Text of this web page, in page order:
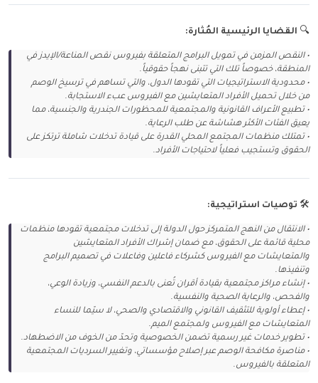
🔍 القضايا الرئيسية المُثارة:
• النقص المزمن في تمويل البرامج المتعلقة بفيروس نقص المناعة/الإيدز في
المنطقة، خصوصاً تلك التي تتبنى نهجاً حقوقياً.
• محدودية الاستراتيجيات التي تقودها الدول، والتي تساهم في ترسيخ الوصم
من خلال تحميل الأفراد المتعايشين مع الفيروس عبء الاستجابة.
• تطبيع الأعراف القانونية والمجتمعية للمحظورات الجندرية والجنسية، مما
يعيق الفئات الأكثر هشاشة عن طلب الرعاية.
• تمتلك منظمات المجتمع المحلي القدرة على قيادة تدخلات شاملة ترتكز على
الحقوق وتستجيب فعلياً لاحتياجات الأفراد.
🛠️ توصيات استراتيجية:
• الانتقال من النهج المتمركز حول الدولة إلى تدخلات مجتمعية تقودها منظمات
محلية قائمة على الحقوق، مع ضمان إشراك الأفراد المتعايشين
والمتعايشات مع الفيروس كشركاء فاعلين وفاعلات في تصميم البرامج
وتنفيذها.
• إنشاء مراكز مجتمعية بقيادة أقران تُعنى بالدعم النفسي، وزيادة الوعي،
والفحص، والرعاية الصحية والنفسية.
• إعطاء أولوية للتثقيف القانوني والاقتصادي والصحي، لا سيّما للنساء
المتعايشات مع الفيروس ولمجتمع الميم.
• تطوير خدمات غير رسمية تضمن الخصوصية وتحدّ من الخوف من الاضطهاد.
• مناصرة مكافحة الوصم عبر إصلاح مؤسساتي، وتغيير السرديات المجتمعية
المتعلقة بالفيروس.